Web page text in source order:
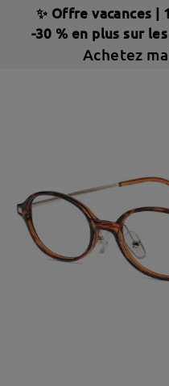
✨ Offre vacances |
-30 % en plus sur
Achetez